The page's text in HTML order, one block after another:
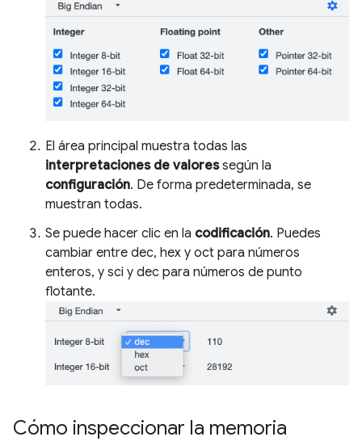
El área principal muestra todas las
interpretaciones de valoressegún la
configuración. De forma predeterminada, se
muestran todas.
Se puede hacer clic en la codificación. Puedes
cambiar entre dec, hex y oct para números
enteros, y sci y dec para números de punto
flotante.
Cómo inspeccionar la memoria